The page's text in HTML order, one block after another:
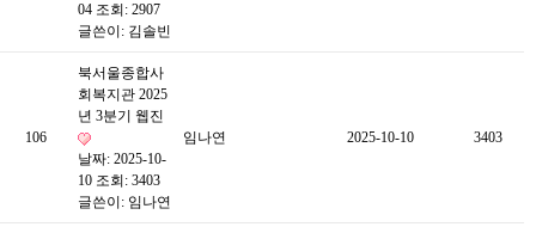
04 조회: 2907
글쓴이: 김솔빈
106
북서울종합사
회복지관 2025
년 3분기 웹진
날짜: 2025-10-
10 조회: 3403
글쓴이: 임나연
임나연 2025-10-10 3403